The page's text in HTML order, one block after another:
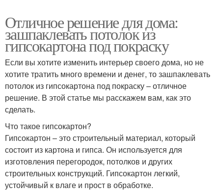
Отличное решение для дома:
зашпаклевать потолок из
гипсокартона под покраску
Если вы хотите изменить интерьер своего дома, но не
хотите тратить много времени и денег, то зашпаклевать
потолок из гипсокартона под покраску – отличное
решение. В этой статье мы расскажем вам, как это
сделать.
Что такое гипсокартон?
Гипсокартон – это строительный материал, который
состоит из картона и гипса. Он используется для
изготовления перегородок, потолков и других
строительных конструкций. Гипсокартон легкий,
устойчивый к влаге и прост в обработке.